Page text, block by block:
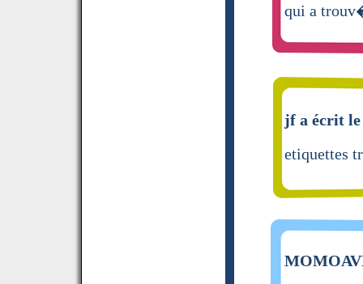
qui a
jf a écrit
etiquettes